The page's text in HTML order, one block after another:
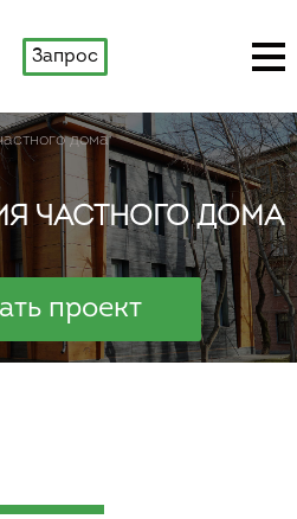
Запрос
дома
ЧАСТНОГО ДОМА
проект